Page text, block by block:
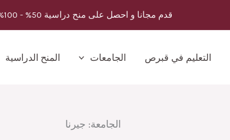
قدم مجانا و احصل على منح دراسية 50% - 100%
التعليم في قبرص الجامعات المنح الدراسية
الجامعة: جيرنا